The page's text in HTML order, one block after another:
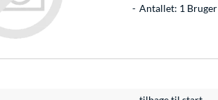
Antallet: 1 Bruger